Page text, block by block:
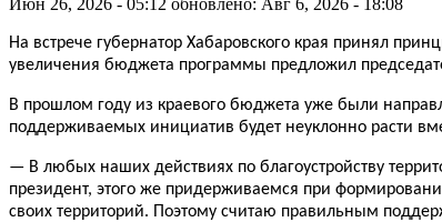
На встрече губернатор Хабаровского края принял
увеличения бюджета программы предложил
В прошлом году из краевого бюджета уже были
поддерживаемых инициатив будет неуклонно расти
— В любых наших действиях по благоустройству
президент, этого же придерживаемся при
своих территорий. Поэтому считаю правильным